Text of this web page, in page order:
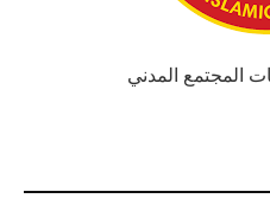
المجتمع المدني